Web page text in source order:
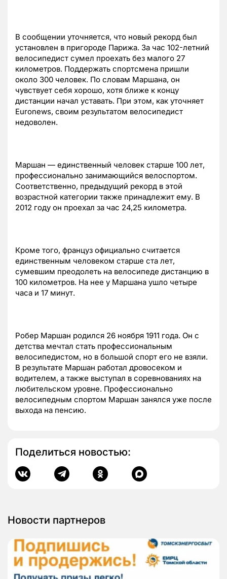
В сообщении уточняется, что новый рекорд был
установлен в пригороде Парижа. За час 102-летний
велосипедист сумел проехать без малого 27
километров. Поддержать спортсмена пришли
около 300 человек. По словам Маршана, он
чувствует себя хорошо, хотя ближе к концу
дистанции начал уставать. При этом, как уточняет
Euronews, своим результатом велосипедист
недоволен.
Маршан — единственный человек старше 100 лет,
профессионально занимающийся велоспортом.
Соответственно, предыдущий рекорд в этой
возрастной категории также принадлежит ему. В
2012 году он проехал за час 24,25 километра.
Кроме того, француз официально считается
единственным человеком старше ста лет,
сумевшим преодолеть на велосипеде дистанцию в
100 километров. На нее у Маршана ушло четыре
часа и 17 минут.
Робер Маршан родился 26 ноября 1911 года. Он с
детства мечтал стать профессиональным
велосипедистом, но в большой спорт его не взяли.
В результате Маршан работал дровосеком и
водителем, а также выступал в соревнованиях на
любительском уровне. Профессионально
велосипедным спортом Маршан занялся уже после
выхода на пенсию.
Поделиться новостью:
Новости партнеров